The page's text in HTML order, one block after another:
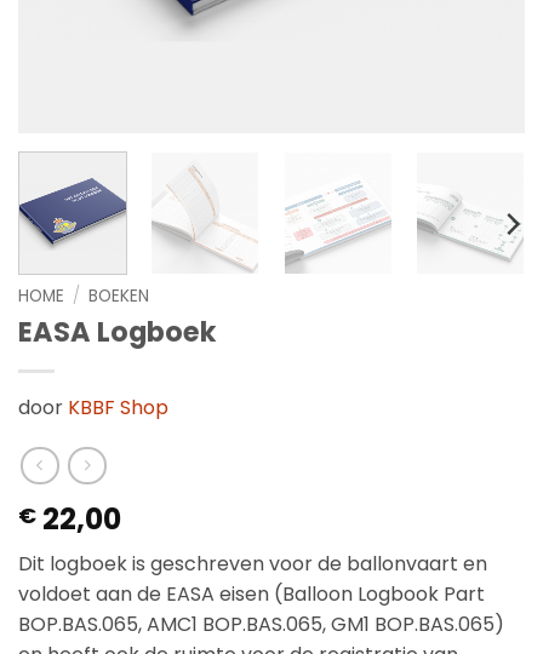
HOME / BOEKEN
EASA Logboek
door KBBF Shop
€ 22,00
Dit logboek is geschreven voor de ballonvaart en
voldoet aan de EASA eisen (Balloon Logbook Part
BOP.BAS.065, AMC1 BOP.BAS.065, GM1 BOP.BAS.065)